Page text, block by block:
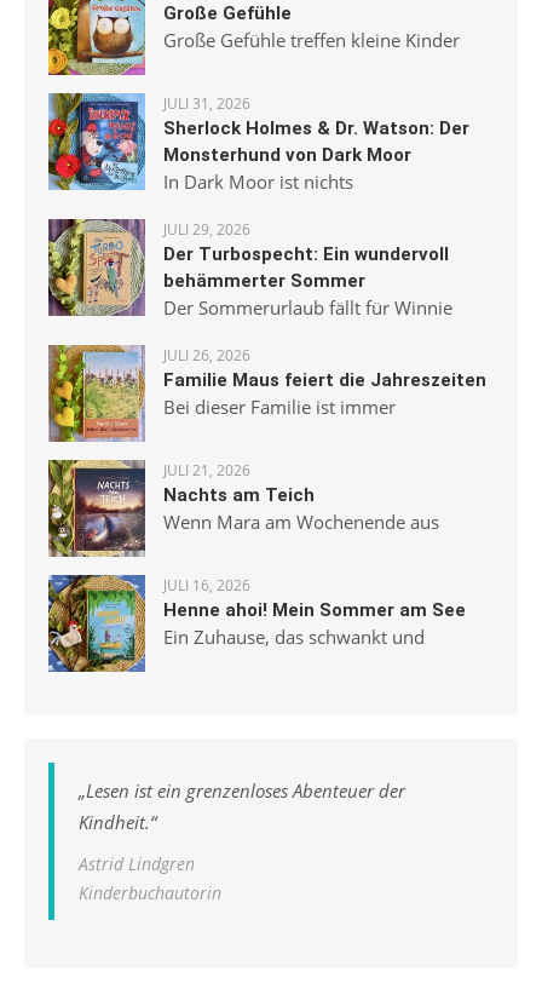
Große Gefühle
Große Gefühle treffen kleine Kinder
JULI 31, 2026
Sherlock Holmes & Dr. Watson: Der
Monsterhund von Dark Moor
In Dark Moor ist nichts
JULI 29, 2026
Der Turbospecht: Ein wundervoll
behämmerter Sommer
Der Sommerurlaub fällt für Winnie
JULI 26, 2026
Familie Maus feiert die Jahreszeiten
Bei dieser Familie ist immer
JULI 21, 2026
Nachts am Teich
Wenn Mara am Wochenende aus
JULI 16, 2026
Henne ahoi! Mein Sommer am See
Ein Zuhause, das schwankt und
„Lesen ist ein grenzenloses Abenteuer der
Kindheit.“
Astrid Lindgren
Kinderbuchautorin